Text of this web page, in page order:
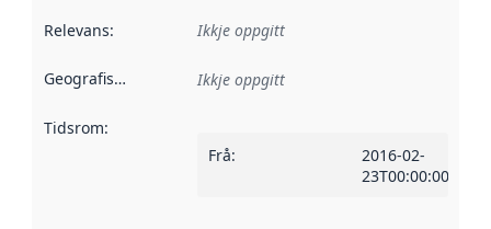
Relevans: Ikkje oppgitt
Geografisk område Ikkje oppgitt
Tidsrom:
Frå:
2016-02-
23T00:00:00Z